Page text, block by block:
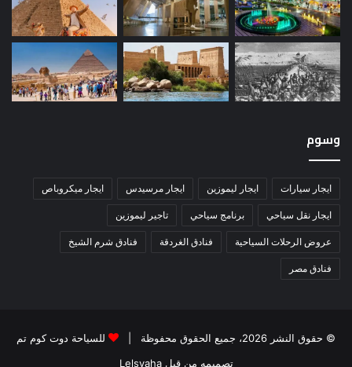
وسوم
ايجار سيارات ايجار ليموزين ايجار مرسيدس ايجار ميكروباص
ايجار نقل سياحي برنامج سياحي تاجير ليموزين
عروض الرحلات السياحية فنادق الغردقة فنادق شرم الشيخ
فنادق مصر
© حقوق النشر 2026، جميع الحقوق محفوظة |
للسياحة دوت كوم تم
تصميمه من قِبل Lelsyaha